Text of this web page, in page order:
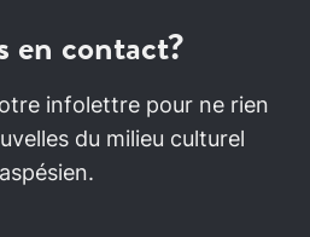
en contact?
infolettre pour ne rien
du milieu culturel